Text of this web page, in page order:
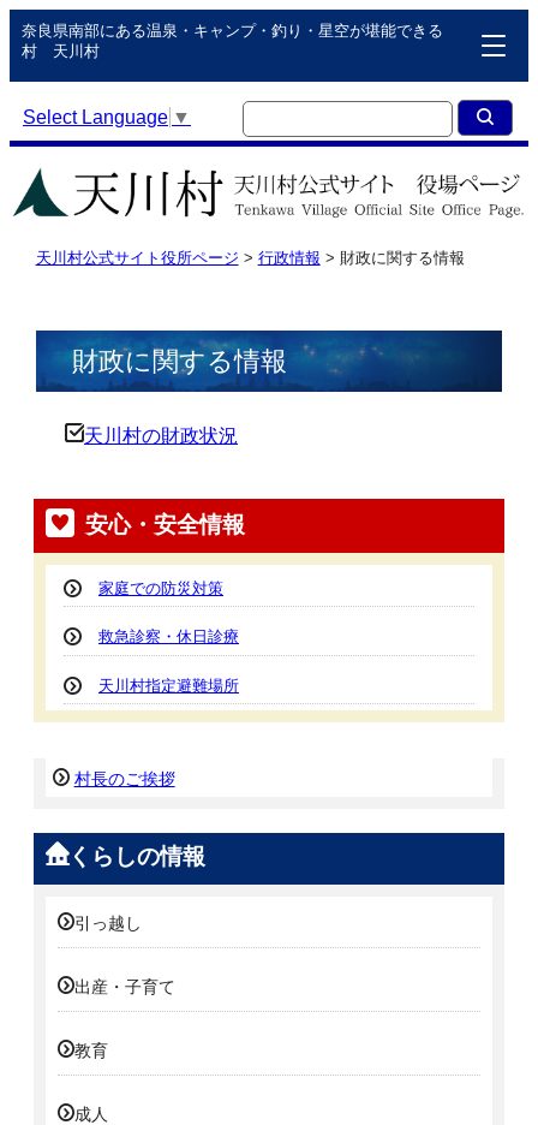
奈良県南部にある温泉・キャンプ・釣り・星空が堪能できる
村 天川村
Select Language ▼
天川村公式サイト役所ページ > 行政情報 > 財政に関する情報
財政に関する情報
天川村の財政状況
安心・安全情報
家庭での防災対策
救急診察・休日診療
天川村指定避難場所
村長のご挨拶
くらしの情報
引っ越し
出産・子育て
教育
成人